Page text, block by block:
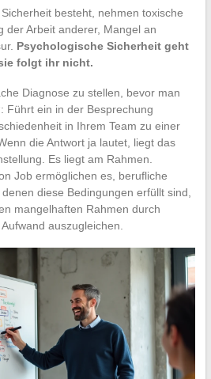
besteht, nehmen toxische
der Arbeit anderer, Mangel an
Psychologische Sicherheit geht
folgt ihr nicht.
Diagnose zu stellen, bevor man
Führt ein in der Besprechung
in Ihrem Team zu einer
die Antwort ja lautet, liegt das
Es liegt am Rahmen.
Job ermöglichen es, berufliche
diese Bedingungen erfüllt sind,
mangelhaften Rahmen durch
auszugleichen.